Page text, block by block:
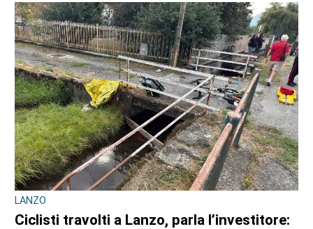
LANZO
Ciclisti travolti a Lanzo, parla l’investitore: